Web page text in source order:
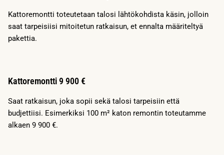
Kattoremontti toteutetaan talosi lähtökohdista käsin, jolloin
saat tarpeisiisi mitoitetun ratkaisun, et ennalta määriteltyä
pakettia.
Kattoremontti 9 900 €
Saat ratkaisun, joka sopii sekä talosi tarpeisiin että
budjettiisi. Esimerkiksi 100 m² katon remontin toteutamme
alkaen 9 900 €.